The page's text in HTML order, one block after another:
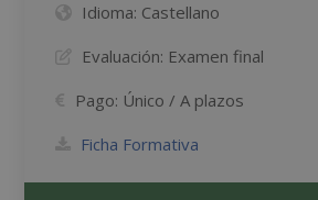
Idioma: Castellano
Evaluación: Examen final
Pago: Único / A plazos
Ficha Formativa